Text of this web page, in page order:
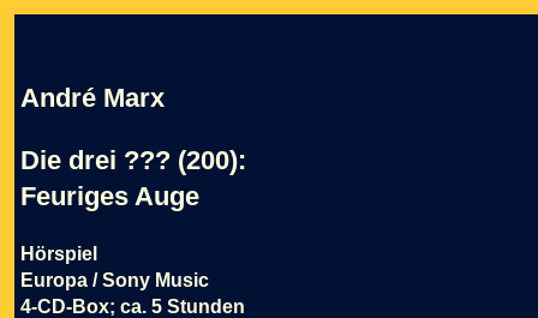
André Marx
Die drei ??? (200):
Feuriges Auge
Hörspiel
Europa / Sony Music
4-CD-Box; ca. 5 Stunden